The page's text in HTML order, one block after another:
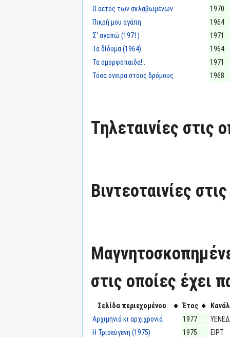
Ο αετός των σκλαβωμένων
1970
Πικρή μου αγάπη
1964
Σ' αγαπώ (1971)
1971
Τα δίδυμα (1964)
1964
Τα ομορφόπαιδα!..
1971
Τόσα όνειρα στους δρόμους
1968
Τηλεταινίες στις
Βιντεοταινίες
στις οποίες έχει
Σελίδα περιεχομένου Έτος
Αρχιμηνιά κι αρχιχρονιά
1977
ΥΕΝΕΔ
Η Τρισεύγενη (1975)
1975
ΕΙΡΤ